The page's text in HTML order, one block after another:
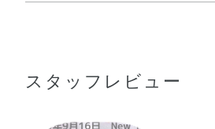
ン酸スクロース・水添ヒマシ油・セ
スタッフレビュー